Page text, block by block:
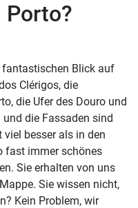
Porto?
fantastischen Blick auf
Clérigos, die
die Ufer des Douro und
die Fassaden sind
besser als in den
fast immer schönes
Sie erhalten von uns
Sie wissen nicht,
Kein Problem, wir